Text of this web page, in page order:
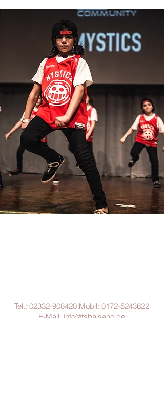
Tel.: 02332-908420 Mobil: 0172-5243622
E-Mail: info@tsbalsano.de